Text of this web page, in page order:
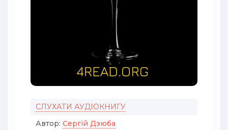
СЛУХАТИ АУДІОКНИГУ
Автор: Сергій Дзюба